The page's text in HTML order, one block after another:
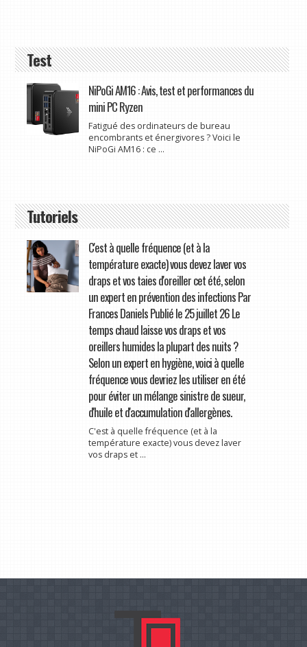
Test
NiPoGi AM16 : Avis, test et performances du
mini PC Ryzen
Fatigué des ordinateurs de bureau
encombrants et énergivores ? Voici le
NiPoGi AM16 : ce ...
Tutoriels
C'est à quelle fréquence (et à la
température exacte) vous devez laver vos
draps et vos taies d'oreiller cet été, selon
un expert en prévention des infections Par
Frances Daniels Publié le 25 juillet 26 Le
temps chaud laisse vos draps et vos
oreillers humides la plupart des nuits ?
Selon un expert en hygiène, voici à quelle
fréquence vous devriez les utiliser en été
pour éviter un mélange sinistre de sueur,
d'huile et d'accumulation d'allergènes.
C'est à quelle fréquence (et à la
température exacte) vous devez laver
vos draps et ...